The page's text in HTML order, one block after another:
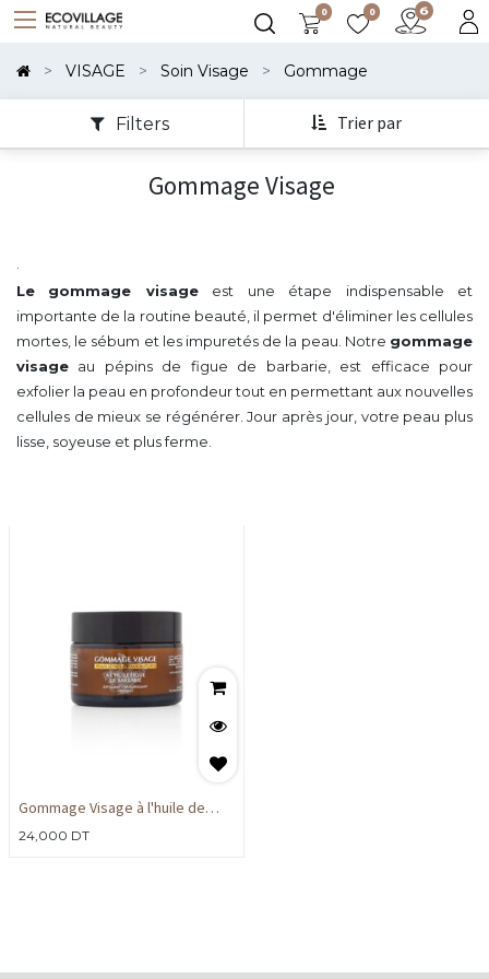
0 0
VISAGE Soin Visage Gommage
Filters Trier par
Montrer
Catégories
Montrer
Gommage Visage
.
Le gommage visageest une étape indispensable et
importante de la routine beauté, il permet d'éliminer les cellules
mortes, le sébum et les impuretés de la peau. Notre gommage
visage au pépins de figue de barbarie, est efficace pour
exfolier la peau en profondeur tout en permettant aux nouvelles
cellules de mieux se régénérer. Jour après jour, votre peau plus
lisse, soyeuse et plus ferme.
Gommage Visage à l'huile de
pépins de Figue Barbarie 60gr
24,000 DT